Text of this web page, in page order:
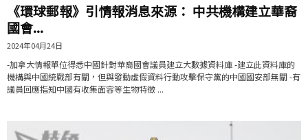
《環球郵報》引情報消息來源： 中共機構建立華裔
國會...
2024年04月24日
-加拿大情報單位得悉中國針對華裔國會議員建立大數據資料庫 -建立此資料庫的
機構與中國統戰部有關，但與發動虛假資料行動攻擊保守黨的中國國安部無關 -有
議員回應指知中國有收集面容等生物特徵 ...